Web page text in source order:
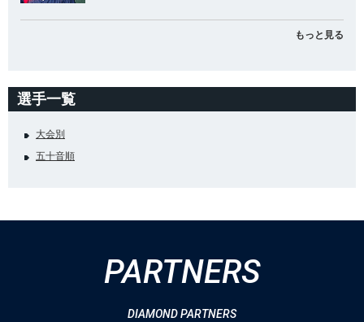
もっと見る
選手一覧
大会別
五十音順
PARTNERS
DIAMOND PARTNERS